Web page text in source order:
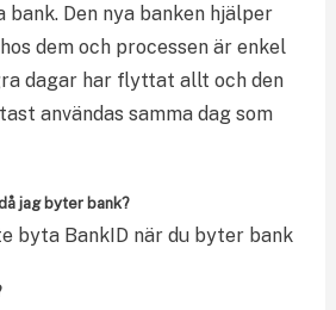
Den nya banken hjälper
dem och processen är enkel
dagar har flyttat allt och den
användas samma dag som
jag byter bank?
byta BankID när du byter bank